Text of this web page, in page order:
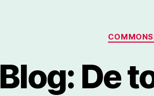
Blog: De